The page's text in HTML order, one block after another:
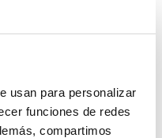
usan para personalizar
funciones de redes
compartimos